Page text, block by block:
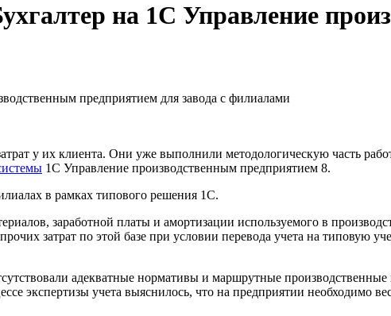
на 1С Управление
предприятием для завода с филиалами
у их клиента. Они уже выполнили методологическую часть
1С Управление производственным предприятием 8.
в рамках типового решения 1С.
заработной платы и амортизации используемого в
затрат по этой базе при условии перевода учета на типовую
адекватные нормативы и маршрутные производственные
экспертизы учета выяснилось, что на предприятии необходимо